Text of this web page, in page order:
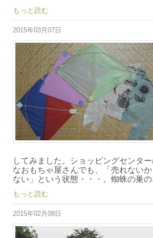
もっと読む
2015年03月07日
してみました。ショッピングセンタ
なおもちゃ屋さんでも、「売れない
ない」という状態・・・。蜘蛛の巣の
もっと読む
2015年02月08日